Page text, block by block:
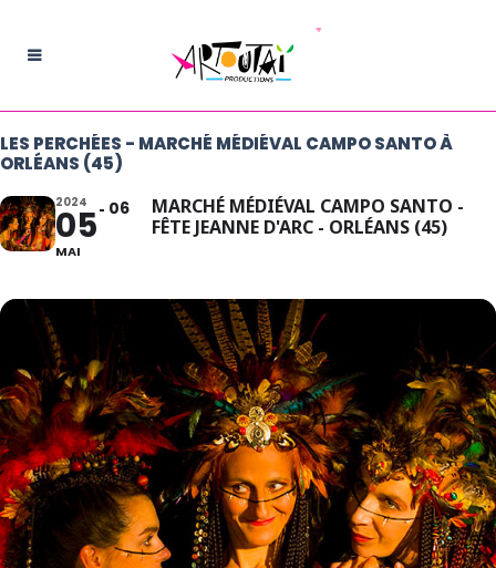
LES PERCHÉES - MARCHÉ MÉDIÉVAL CAMPO SANTO À
ORLÉANS (45)
2024
05
MAI
06
MARCHÉ MÉDIÉVAL CAMPO SANTO -
FÊTE JEANNE D'ARC - ORLÉANS (45)